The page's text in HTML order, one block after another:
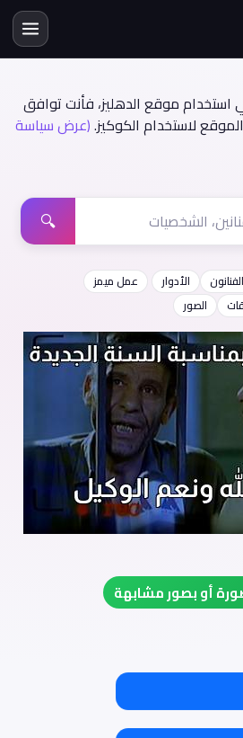
استخدام موقع الدهليز، فأنت توافق
لاستخدام الكوكيز.(عرض سياسة
🔍
الفنانون الأدوار
عمل ميمز
الصور
أو بصور مشابهة